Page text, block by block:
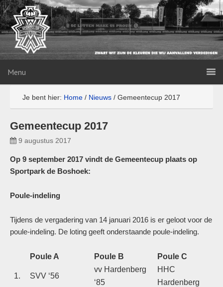
Menu
Je bent hier: Home / Nieuws / Gemeentecup 2017
Gemeentecup 2017
9 augustus 2017
Op 9 september 2017 vindt de Gemeentecup plaats op
Sportpark de Boshoek:
Poule-indeling
Tijdens de vergadering van 14 januari 2016 is er geloot voor de
poule-indeling. De loting geeft onderstaande poule-indeling.
Poule A Poule B Poule C
1. SVV ‘56
vv Hardenberg
‘85
HHC
Hardenberg